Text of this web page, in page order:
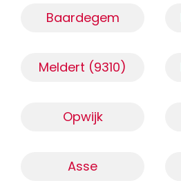
Baardegem
Meldert (9310)
Opwijk
Asse